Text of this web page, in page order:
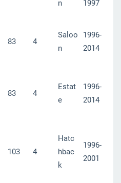
n
1997
83 4
Saloo
n
1996-
2014
83 4
Estat
e
1996-
2014
103 4
Hatc
hbac
k
1996-
2001